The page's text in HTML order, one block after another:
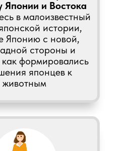
Японии и Востока
в малоизвестный
истории,
Японию с новой,
стороны и
формировались
японцев к
животным